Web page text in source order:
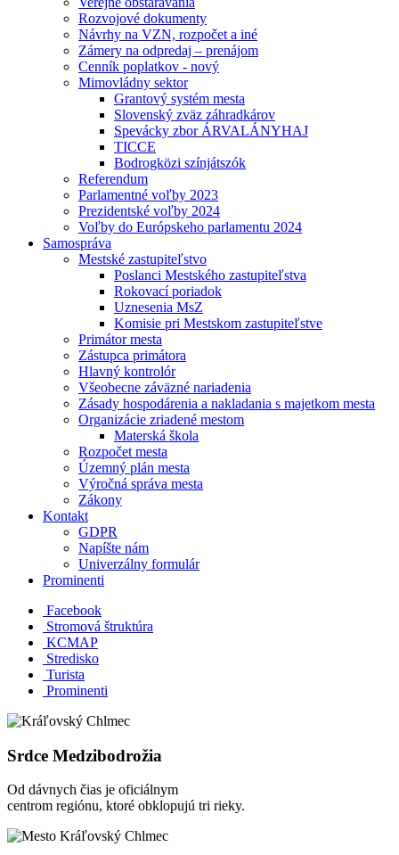
Rozvojové dokumenty
Návrhy na VZN, rozpočet a iné
Zámery na odpredaj – prenájom
Cenník poplatkov - nový
Mimovládny sektor
Grantový systém mesta
Slovenský zväz záhradkárov
Spevácky zbor ÁRVALÁNYHAJ
TICCE
Bodrogközi színjátszók
Referendum
Parlamentné voľby 2023
Prezidentské voľby 2024
Voľby do Európskeho parlamentu 2024
Samospráva
Mestské zastupiteľstvo
Poslanci Mestského zastupiteľstva
Rokovací poriadok
Uznesenia MsZ
Komisie pri Mestskom zastupiteľstve
Primátor mesta
Zástupca primátora
Hlavný kontrolór
Všeobecne záväzné nariadenia
Zásady hospodárenia a nakladania s majetkom mesta
Organizácie zriadené mestom
Materská škola
Rozpočet mesta
Územný plán mesta
Výročná správa mesta
Zákony
Kontakt
GDPR
Napíšte nám
Univerzálny formulár
Prominenti
Facebook
Stromová štruktúra
KCMAP
Stredisko
Turista
Prominenti
Srdce Medzibodrožia
Od dávnych čias je oficiálnym
centrom regiónu, ktoré obklopujú tri rieky.